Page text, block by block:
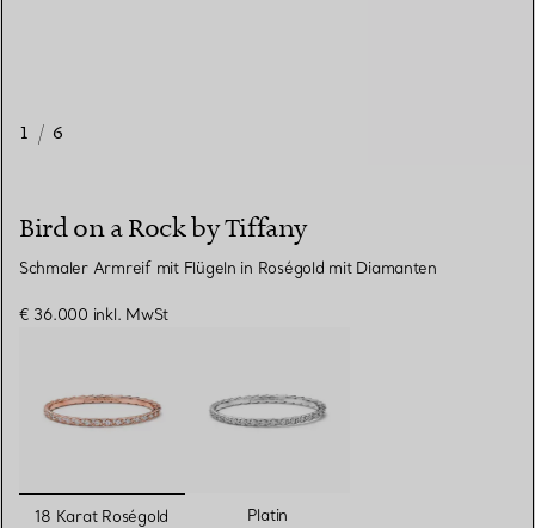
1 / 6
Bird on a Rock by Tiffany
Schmaler Armreif mit Flügeln in Roségold mit Diamanten
€ 36.000 inkl. MwSt
ausgewählt
18 Karat Roségold Platin